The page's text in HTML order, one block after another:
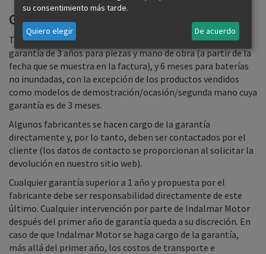
Garantía y servicio posventa
Todos los productos vendidos en Indalmar Motor tienen una
garantía de 3 años para piezas y mano de obra (a partir de la
fecha que se muestra en la factura), y 6 meses para baterías
no inundadas, con la excepción de los productos vendidos
como modelos de demostración/ocasión/segunda mano cuya
garantía es de 3 meses.
Algunos fabricantes se hacen cargo de la garantía
directamente y, por lo tanto, deben ser contactados por el
cliente (los datos de contacto se proporcionan al solicitar la
devolución en nuestro sitio web).
Cualquier garantía superior a 1 año y propuesta por el
fabricante debe ser responsabilidad directamente de este
último. Cualquier intervención por parte de Indalmar Motor
después del primer año de garantía queda a su discreción. En
caso de que Indalmar Motor se haga cargo de la garantía,
más allá del primer año, los costos de transporte e
su consentimiento más tarde.
Quiero elegir De acuerdo